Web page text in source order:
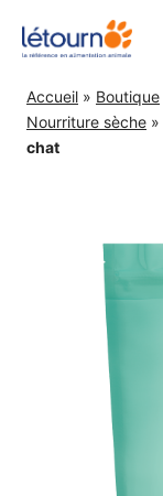
Accueil » Boutique
Nourriture sèche »
chat